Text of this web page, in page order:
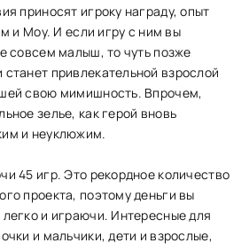
приносят игроку награду, опыт
и Моу. И если игру с ним вы
совсем малыш, то чуть позже
привлекательной взрослой
свою мимишность. Впрочем,
зелье, как герой вновь
и неуклюжим.
45 игр. Это рекордное количество
проекта, поэтому деньги вы
и играючи. Интересные для
и мальчики, дети и взрослые,